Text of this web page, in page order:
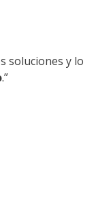
soluciones y lo
.”